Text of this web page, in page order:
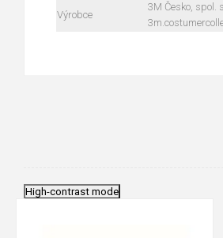
Výrobce
3M Česko, spol.
High-contrast mode